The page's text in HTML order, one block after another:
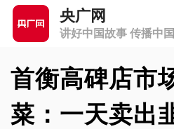
央广网
讲好中国故事 传播中
首衡高碑店市
菜：一天卖出